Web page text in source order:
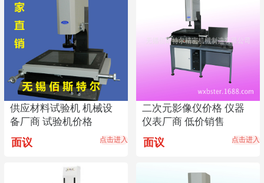
供应材料试验机 机械设
备厂商 试验机价格
面议 点击进入
二次元影像仪价格 仪器
仪表厂商 低价销售
面议 点击进入